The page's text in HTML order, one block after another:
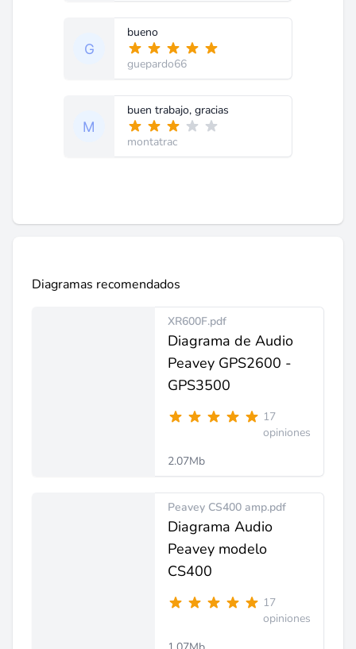
bueno
guepardo66
buen trabajo, gracias
montatrac
Diagramas recomendados
XR600F.pdf
Diagrama de Audio
Peavey GPS2600 -
GPS3500
17
opiniones
2.07Mb
Peavey CS400 amp.pdf
Diagrama Audio
Peavey modelo
CS400
17
opiniones